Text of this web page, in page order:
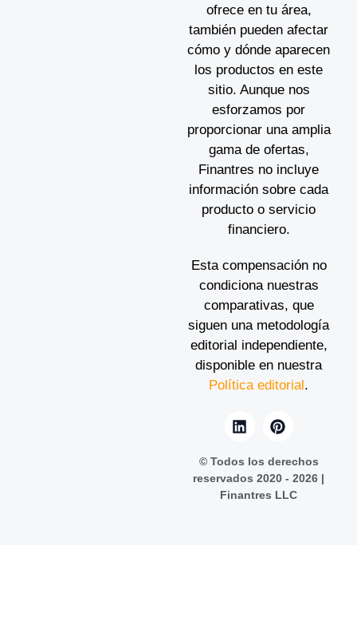
ofrece en tu área,
también pueden afectar
cómo y dónde aparecen
los productos en este
sitio. Aunque nos
esforzamos por
proporcionar una amplia
gama de ofertas,
Finantres no incluye
información sobre cada
producto o servicio
financiero.
Esta compensación no
condiciona nuestras
comparativas, que
siguen una metodología
editorial independiente,
disponible en nuestra
Política editorial.
© Todos los derechos
reservados 2020 - 2026 |
Finantres LLC